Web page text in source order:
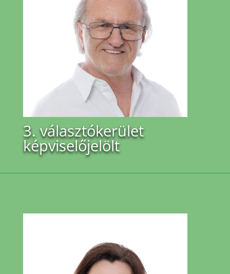
3. választókerület
képviselőjelölt